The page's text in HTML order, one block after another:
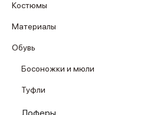
Костюмы
Материалы
Обувь
Босоножки и мюли
Туфли